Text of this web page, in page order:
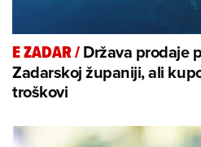
E ZADAR/Država prodaje
Zadarskoj županiji, ali
troškovi